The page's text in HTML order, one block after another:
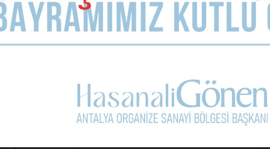
Kullanım Koşullarını Kabul Ediyorum.